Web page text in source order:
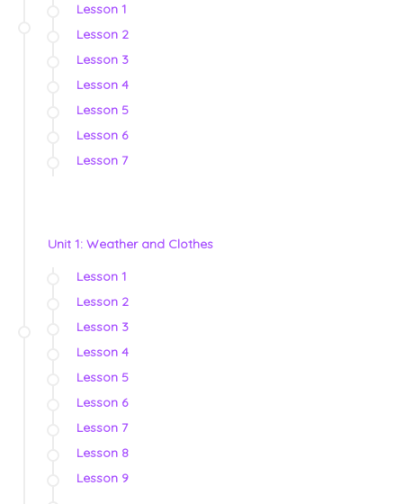
Lesson 1
Lesson 2
Lesson 3
Lesson 4
Lesson 5
Lesson 6
Lesson 7
Unit 1: Weather and Clothes
Lesson 1
Lesson 2
Lesson 3
Lesson 4
Lesson 5
Lesson 6
Lesson 7
Lesson 8
Lesson 9